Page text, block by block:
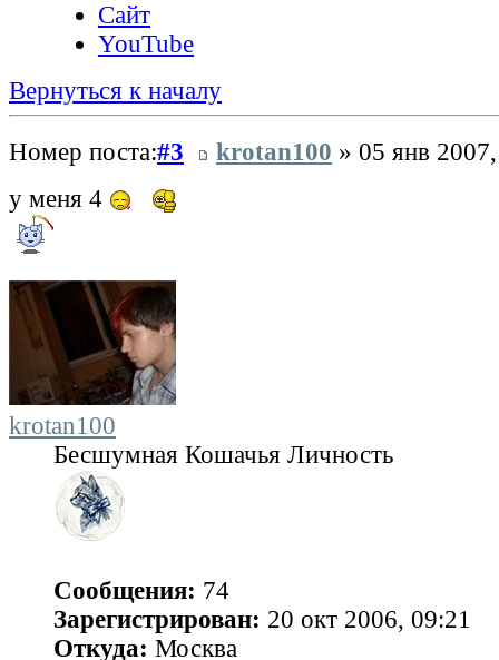
Сайт
YouTube
Вернуться к началу
Номер поста:#3 krotan100 » 05 янв
у меня 4
krotan100
Бесшумная Кошачья Личность
Сообщения: 74
Зарегистрирован: 20 окт 2006, 09:21
Откуда: Москва